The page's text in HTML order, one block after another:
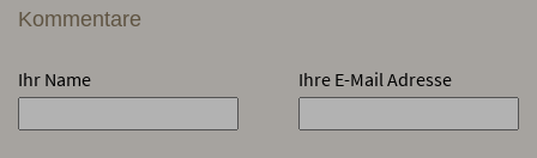
Kommentare
Ihr Name Ihre E-Mail Adresse